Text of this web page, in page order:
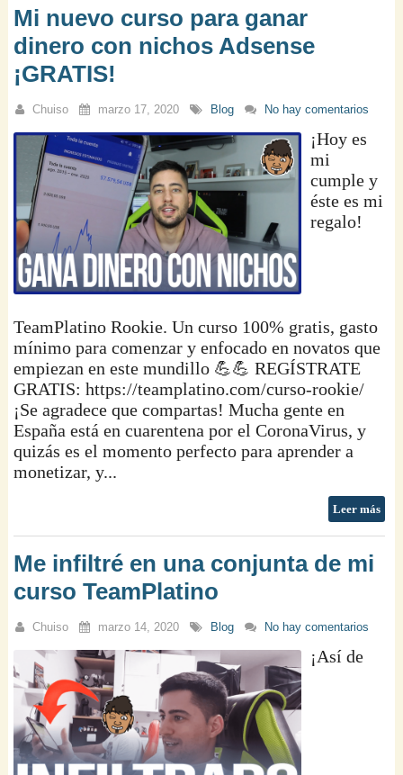
Mi nuevo curso para ganar
dinero con nichos Adsense
¡GRATIS!
Chuiso marzo 17, 2020 Blog No hay comentarios
¡Hoy es
mi
cumple y
éste es mi
regalo!
TeamPlatino Rookie. Un curso 100% gratis, gasto
mínimo para comenzar y enfocado en novatos que
empiezan en este mundillo 💪💪 REGÍSTRATE
GRATIS: https://teamplatino.com/curso-rookie/
¡Se agradece que compartas! Mucha gente en
España está en cuarentena por el CoronaVirus, y
quizás es el momento perfecto para aprender a
monetizar, y...
Leer más
Me infiltré en una conjunta de mi
curso TeamPlatino
Chuiso marzo 14, 2020 Blog No hay comentarios
¡Así de